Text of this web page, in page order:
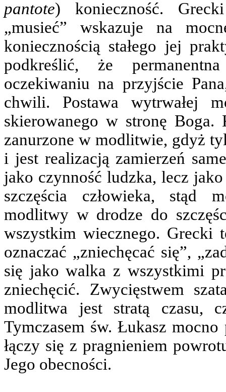
pantote) konieczność.
„musieć” wskazuje na
koniecznością stałego jej
podkreślić, że
oczekiwaniu na przyjście
chwili. Postawa wytrwałej
skierowanego w stronę Boga.
zanurzone w modlitwie, gdyż
i jest realizacją zamierzeń
jako czynność ludzka, lecz
szczęścia człowieka, stąd
modlitwy w drodze do
wszystkim wiecznego. Grecki
oznaczać „zniechęcać się”,
się jako walka z wszystkimi
zniechęcić. Zwycięstwem
modlitwa jest stratą czasu,
Tymczasem św. Łukasz
łączy się z pragnieniem
Jego obecności.